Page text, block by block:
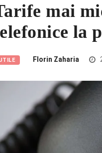
mai
la
Florin Zaharia